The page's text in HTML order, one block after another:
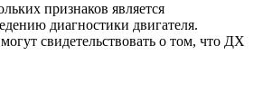
признаков является
диагностики двигателя.
свидетельствовать о том, что ДХ